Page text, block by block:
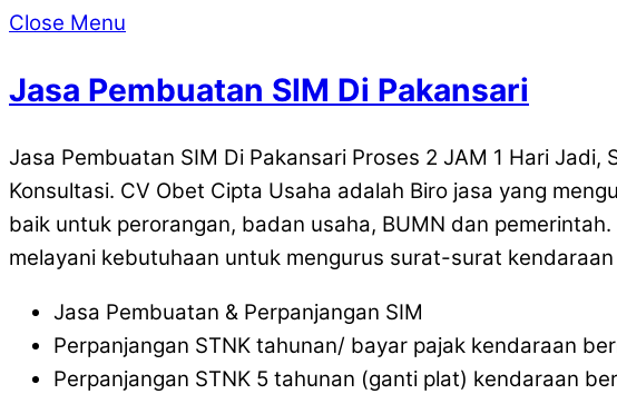
Close Menu
Jasa Pembuatan SIM Di Pakansari
Jasa Pembuatan SIM Di Pakansari Proses 2 JAM 1 Hari
Konsultasi. CV Obet Cipta Usaha adalah Biro jasa yang
baik untuk perorangan, badan usaha, BUMN dan
melayani kebutuhaan untuk mengurus surat-surat
Jasa Pembuatan & Perpanjangan SIM
Perpanjangan STNK tahunan/ bayar pajak kendaraan
Perpanjangan STNK 5 tahunan (ganti plat) kendaraan